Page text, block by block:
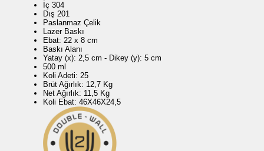
İç 304
Dış 201
Paslanmaz Çelik
Lazer Baskı
Ebat: 22 x 8 cm
Baskı Alanı
Yatay (x): 2,5 cm - Dikey (y): 5 cm
500 ml
Koli Adeti: 25
Brüt Ağırlık: 12,7 Kg
Net Ağırlık: 11,5 Kg
Koli Ebat: 46X46X24,5